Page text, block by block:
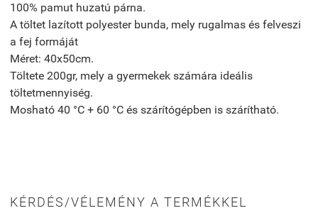
100% pamut huzatú párna.
A töltet lazított polyester bunda, mely rugalmas és felveszi
a fej formáját
Méret: 40x50cm.
Töltete 200gr, mely a gyermekek számára ideális
töltetmennyiség.
Mosható 40 °C + 60 °C és szárítógépben is szárítható.
KÉRDÉS/VÉLEMÉNY A TERMÉKKEL